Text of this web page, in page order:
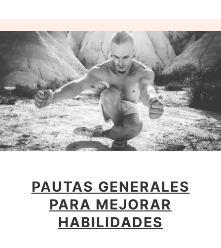
PAUTAS GENERALES
PARA MEJORAR
HABILIDADES